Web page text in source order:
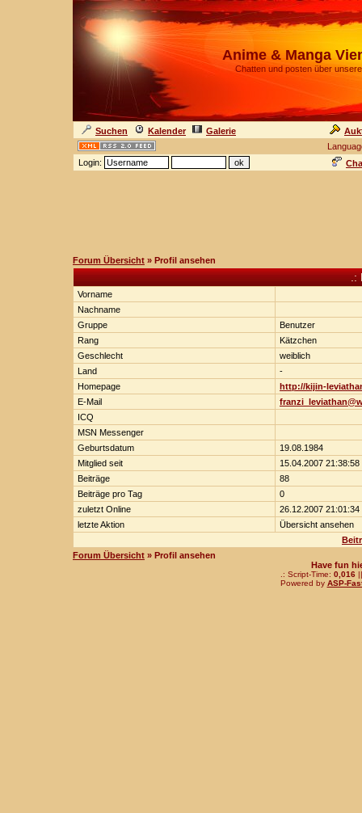
Anime & Manga
Chatten und posten über
Suchen Kalender Galerie
Login:
Forum Übersicht » Profil ansehen
.:
Vorname
Nachname
Gruppe
Benutzer
Rang
Kätzchen
Geschlecht
weiblich
Land
-
Homepage
http://kijin-
E-Mail
ICQ
MSN Messenger
Geburtsdatum
19.08.1984
Mitglied seit
15.04.2007 21:38:58
Beiträge
88
Beiträge pro Tag
0
zuletzt Online
26.12.2007 21:01:34
letzte Aktion
Übersicht ansehen
Forum Übersicht » Profil ansehen
Have fun
.: Script-Time: 0,016||
Powered by ASP-